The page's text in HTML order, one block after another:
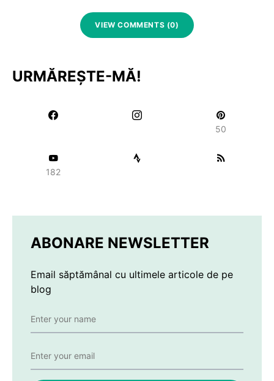
VIEW COMMENTS (0)
URMĂREȘTE-MĂ!
50
182
ABONARE NEWSLETTER
Email săptămânal cu ultimele articole de pe
blog